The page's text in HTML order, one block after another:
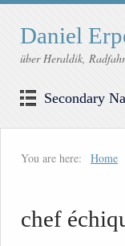
Daniel
über Heraldik,
Secondary
You are here: Home
chef